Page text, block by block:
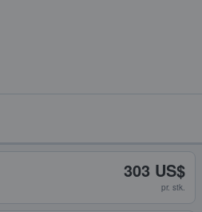
303 US$
pr. stk.